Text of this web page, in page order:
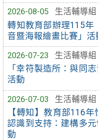
2026-08-05
生活輔導組
轉知教育部辦理115年
音暨海報繪畫比賽」活
2026-07-23
生活輔導組
「幸符製造所：與同
活動
2026-07-03
生活輔導組
【轉知】教育部116
認識到支持：建構多
動